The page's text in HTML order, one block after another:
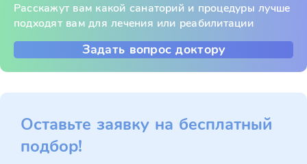
Расскажут вам какой санаторий и процедуры лучше
подходят вам для лечения или реабилитации
Задать вопрос доктору
Оставьте заявку на бесплатный
подбор!